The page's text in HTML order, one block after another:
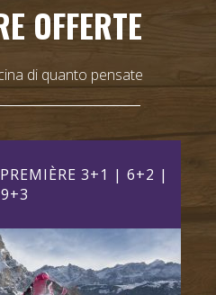
OFFERTE
di quanto pensate
3+1 | 6+2 |
9+3